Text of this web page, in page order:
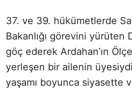
37. ve 39. hükümetlerde
Bakanlığı görevini yürüten
göç ederek Ardahan’ın
yerleşen bir ailenin
yaşamı boyunca siyasette